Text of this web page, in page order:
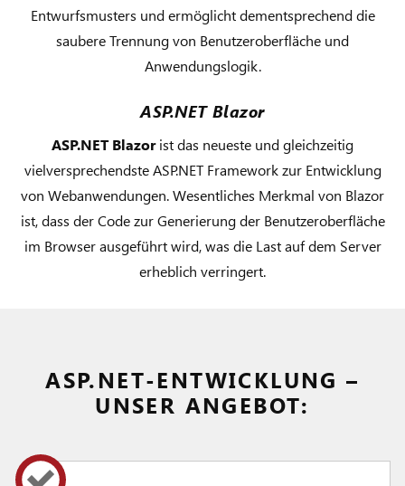
Entwurfsmusters und ermöglicht dementsprechend die
saubere Trennung von Benutzeroberfläche und
Anwendungslogik.
ASP.NET Blazor
ASP.NET Blazorist das neueste und gleichzeitig
vielversprechendste ASP.NET Framework zur Entwicklung
von Webanwendungen. Wesentliches Merkmal von Blazor
ist, dass der Code zur Generierung der Benutzeroberfläche
im Browser ausgeführt wird, was die Last auf dem Server
erheblich verringert.
ASP.NET-ENTWICKLUNG –
UNSER ANGEBOT: